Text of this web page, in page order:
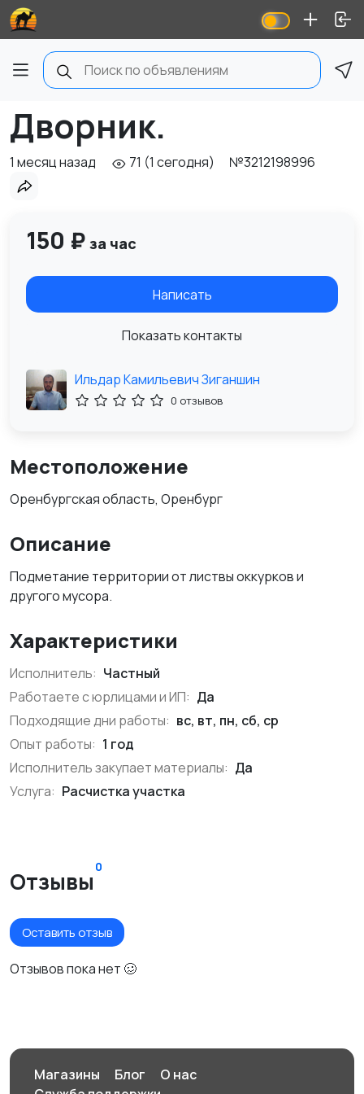
Дворник.
1 месяц назад 71 (1 сегодня) №3212198996
150 ₽ за час
Написать
Показать контакты
Ильдар Камильевич Зиганшин
0 отзывов
Местоположение
Оренбургская область, Оренбург
Описание
Подметание территории от листвы оккурков и
другого мусора.
Характеристики
Исполнитель: Частный
Работаете с юрлицами и ИП: Да
Подходящие дни работы: вс, вт, пн, сб, ср
Опыт работы: 1 год
Исполнитель закупает материалы: Да
Услуга: Расчистка участка
Отзывы
0
Оставить отзыв
Отзывов пока нет 🥴
Магазины Блог
О нас